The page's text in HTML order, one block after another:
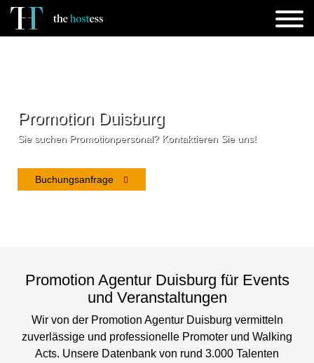
Promotion Duisburg
Sie suchen Promotionpersonal? Kontaktieren Sie uns!
Buchungsanfrage
Promotion Agentur Duisburg für Events
und Veranstaltungen
Wir von der Promotion Agentur Duisburg vermitteln
zuverlässige und professionelle Promoter und Walking
Acts. Unsere Datenbank von rund 3.000 Talenten